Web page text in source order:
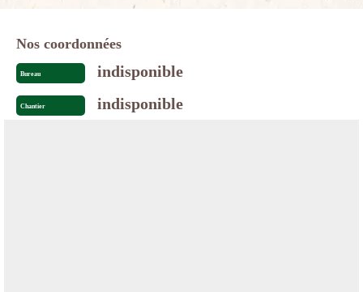
Nos coordonnées
Bureau indisponible
Chantier indisponible